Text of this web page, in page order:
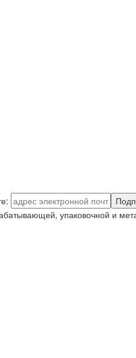
упаковочной и